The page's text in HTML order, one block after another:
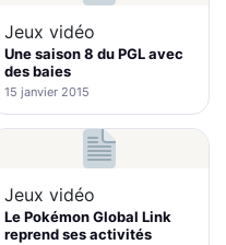
Jeux vidéo
Une saison 8 du PGL avec
des baies
15 janvier 2015
Jeux vidéo
Le Pokémon Global Link
reprend ses activités